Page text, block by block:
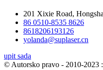
201 Xixie Road,
86 0510-8535 8626
8618206193126
yolanda@suplaser.cn
upit sada
© Autorsko pravo - 2010-2023